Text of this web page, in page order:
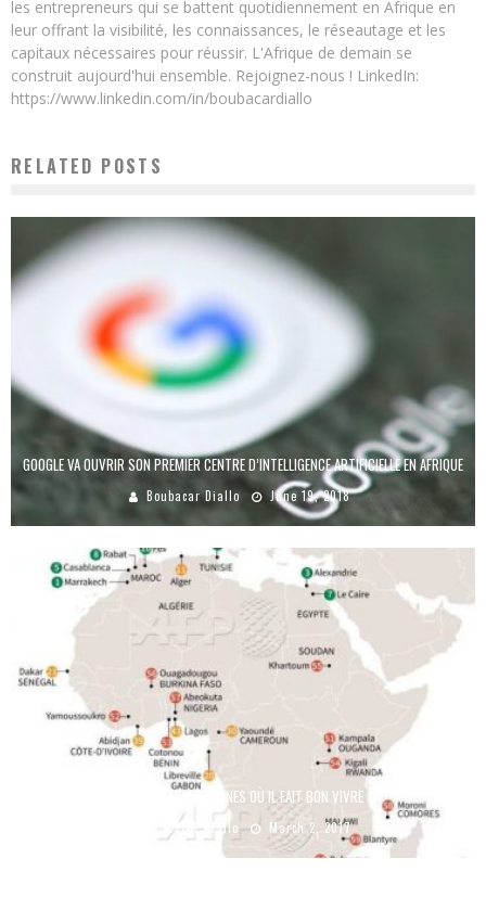
les entrepreneurs qui se battent quotidiennement en Afrique en
leur offrant la visibilité, les connaissances, le réseautage et les
capitaux nécessaires pour réussir. L'Afrique de demain se
construit aujourd'hui ensemble. Rejoignez-nous ! LinkedIn:
https://www.linkedin.com/in/boubacardiallo
RELATED POSTS
GOOGLE VA OUVRIR SON PREMIER CENTRE D’INTELLIGENCE ARTIFICIELLE EN AFRIQUE
Boubacar Diallo June 19, 2018
CES VILLES AFRICAINES OÙ IL FAIT BON VIVRE
Boubacar Diallo March 2, 2017